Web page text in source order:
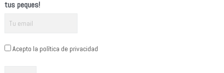
tus peques!
Acepto la política de privacidad